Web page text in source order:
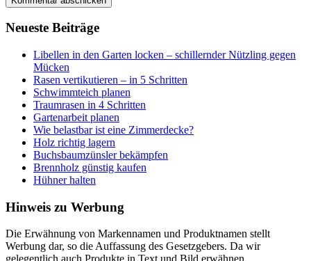
Neueste Beiträge
Libellen in den Garten locken – schillernder Nützling gegen
Mücken
Rasen vertikutieren – in 5 Schritten
Schwimmteich planen
Traumrasen in 4 Schritten
Gartenarbeit planen
Wie belastbar ist eine Zimmerdecke?
Holz richtig lagern
Buchsbaumzünsler bekämpfen
Brennholz günstig kaufen
Hühner halten
Hinweis zu Werbung
Die Erwähnung von Markennamen und Produktnamen stellt
Werbung dar, so die Auffassung des Gesetzgebers. Da wir